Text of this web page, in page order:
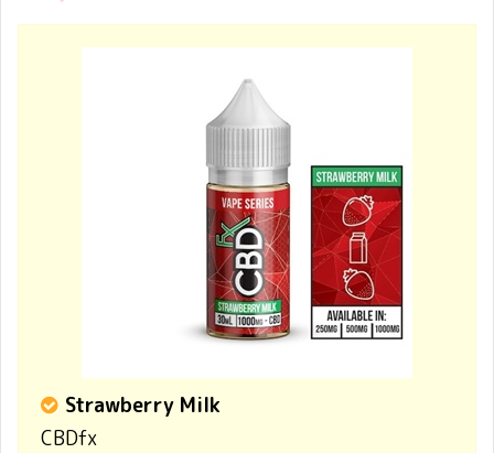
Strawberry Milk
CBDfx